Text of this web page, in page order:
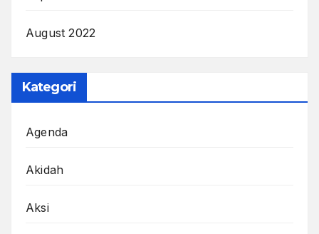
August 2022
Kategori
Agenda
Akidah
Aksi